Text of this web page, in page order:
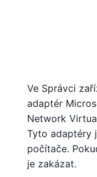
Ve Správci
adaptér
Network
Tyto adaptéry
počítače.
je zakázat.